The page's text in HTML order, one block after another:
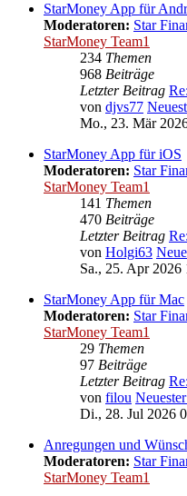
StarMoney App für
Moderatoren: Star
StarMoney Team1
234 Themen
968 Beiträge
Letzter Beitrag
von djvs77
Mo., 23. Mär
StarMoney App für iOS
Moderatoren: Star
StarMoney Team1
141 Themen
470 Beiträge
Letzter Beitrag
von Holgi63
Sa., 25. Apr 2026
StarMoney App für Mac
Moderatoren: Star
StarMoney Team1
29 Themen
97 Beiträge
Letzter Beitrag
von filou
Di., 28. Jul 2026
Anregungen und
Moderatoren: Star
StarMoney Team1